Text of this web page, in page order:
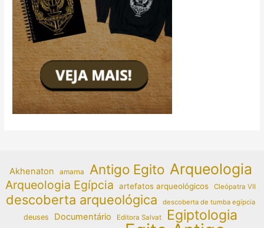
Akhenaton amarna Antigo Egito Arqueologia
Arqueologia Egípcia artefatos arqueológicos Cleópatra VII
descoberta arqueológica descoberta de tumba egípcia
deuses Documentário Editora Salvat Egiptologia